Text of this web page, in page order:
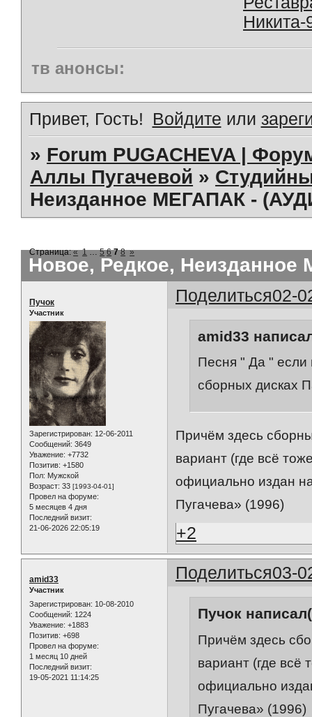
Никита-
тв анонсы:
Привет, Гость! Войдите или
» Forum PUGACHEVA |
Аллы Пугачевой »
Неизданное МЕГАПАК -
Новое, Редкое,
Страница:« 1 … 5 6 7 8 »
Поделиться02-
Пучок
Участник
Зарегистрирован: 12-06-2011
Сообщений: 3649
Уважение: +7732
Позитив: +1580
Пол: Мужской
Возраст: 33 [1993-04-01]
Провел на форуме:
5 месяцев 4 дня
Последний визит:
21-06-2026 22:05:19
amid33
Песня " Да " если
сборных дисках
Причём здесь
вариант (где всё
официально издан
Пугачева» (1996)
+2
Поделиться03-
amid33
Участник
Зарегистрирован: 10-08-2010
Сообщений: 1224
Уважение: +1883
Позитив: +698
Провел на форуме:
1 месяц 10 дней
Последний визит:
19-05-2021 11:14:25
Пучок
Причём здесь
вариант (где всё
официально
Пугачева» (1996)